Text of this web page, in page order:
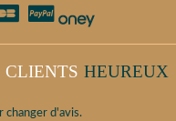
CLIENTS HEUREUX
changer d'avis.